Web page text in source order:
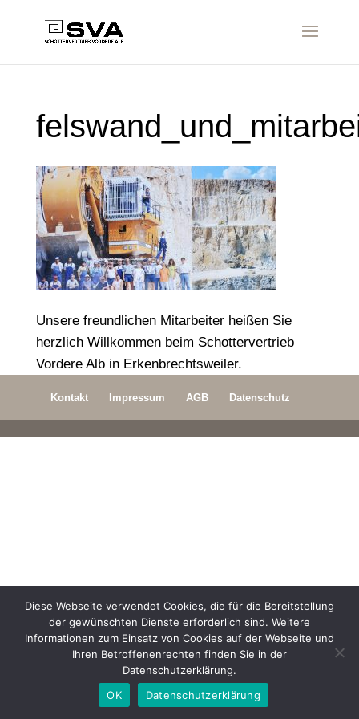
Unsere freundlichen Mitarbeiter heißen Sie
herzlich Willkommen beim Schottervertrieb
Vordere Alb in Erkenbrechtsweiler.
Kontakt Impressum AGB Datenschutz
Diese Webseite verwendet Cookies, die für die Bereitstellung
der gewünschten Dienste erforderlich sind. Weitere
Informationen zum Einsatz von Cookies auf der Webseite und
Ihren Betroffenenrechten finden Sie in der
Datenschutzerklärung.
OK
Datenschutzerklärung